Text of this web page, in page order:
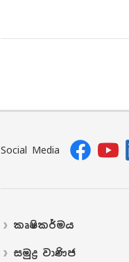
Social Media
කෘෂිකර්මය
සමුද්‍ර වාණිජ